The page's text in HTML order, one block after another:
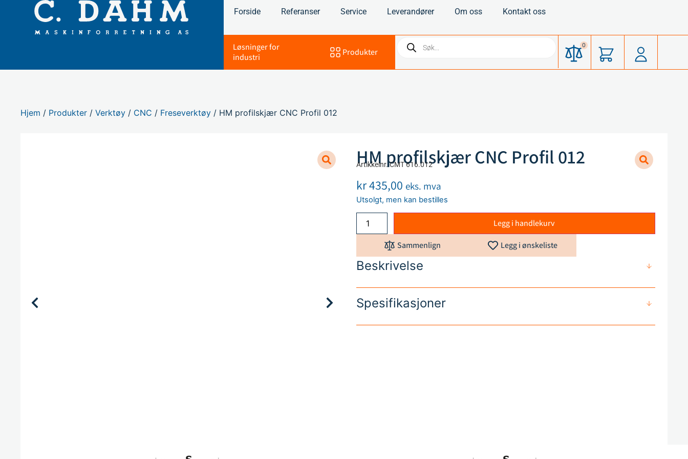
Forside Referanser Service Leverandører Om oss Kontakt oss
Løsninger for
industri
Produkter
0
Hjem / Produkter /Verktøy / CNC / Freseverktøy / HM profilskjær CNC Profil 012
HM profilskjær CNC Profil 012
Artikkelnr. CMT 616.012
kr435,00 eks. mva
Utsolgt, men kan bestilles
Legg i handlekurv
Sammenlign Legg i ønskeliste
Beskrivelse
Spesifikasjoner